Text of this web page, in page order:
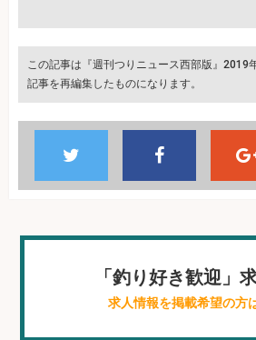
この記事は『週刊つりニュース西部版』2019
記事を再編集したものになります。
「釣り好き歓迎」
求人情報を掲載希望の方